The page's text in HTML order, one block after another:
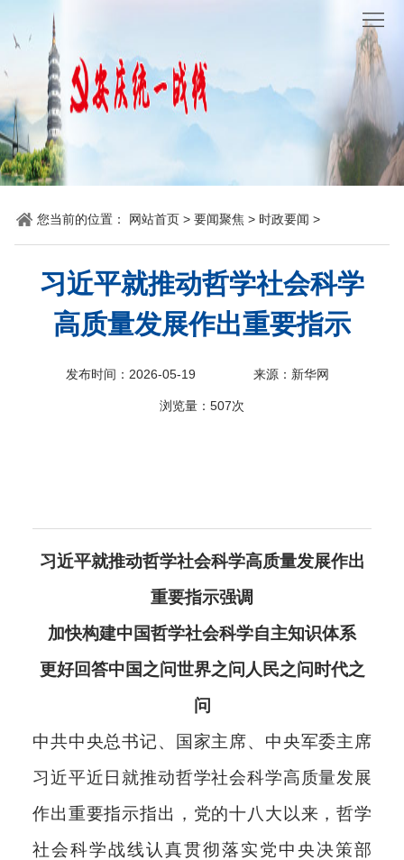
首
页
闻
聚
焦
统
战
时
各
地
机
您当前的位置： 网站首页 > 要闻聚焦 > 时政要闻 >
习近平就推动哲学社会科学
高质量发展作出重要指示
发布时间：2026-05-19 来源：新华网
浏览量： 507次
习近平就推动哲学社会科学高质量发展作出
重要指示强调
加快构建中国哲学社会科学自主知识体系
更好回答中国之问世界之问人民之问时代之
问
中共中央总书记、国家主席、中央军委主席
习近平近日就推动哲学社会科学高质量发展
作出重要指示指出，党的十八大以来，哲学
社会科学战线认真贯彻落实党中央决策部